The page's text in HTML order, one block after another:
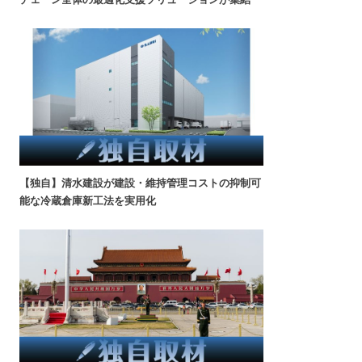
【独自】清水建設が建設・維持管理コストの抑制可
能な冷蔵倉庫新工法を実用化